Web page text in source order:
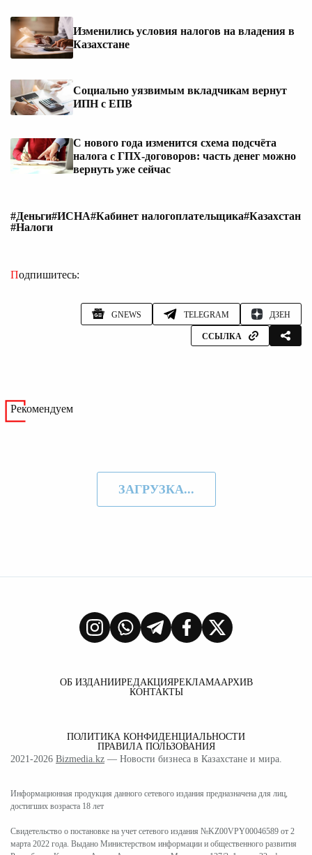
Изменились условия налогов на владения в
Казахстане
Социально уязвимым вкладчикам вернут
ИПН с ЕПВ
С нового года изменится схема подсчёта
налога с ГПХ-договоров: часть денег можно
вернуть уже сейчас
#Деньги#ИСНА#Кабинет налогоплательщика#Казахстан
#Налоги
Подпишитесь:
GNEWS TELEGRAM ДЗЕН
ССЫЛКА
Рекомендуем
ЗАГРУЗКА...
ОБ ИЗДАНИИРЕДАКЦИЯРЕКЛАМААРХИВ
КОНТАКТЫ
ПОЛИТИКА КОНФИДЕНЦИАЛЬНОСТИ
ПРАВИЛА ПОЛЬЗОВАНИЯ
2021-2026 Bizmedia.kz — Новости бизнеса в Казахстане и мира.
Информационная продукция данного сетевого издания предназначена для лиц,
достигших возраста 18 лет
Свидетельство о постановке на учет сетевого издания №KZ00VPY00046589 от 2
марта 2022 года. Выдано Министерством информации и общественного развития